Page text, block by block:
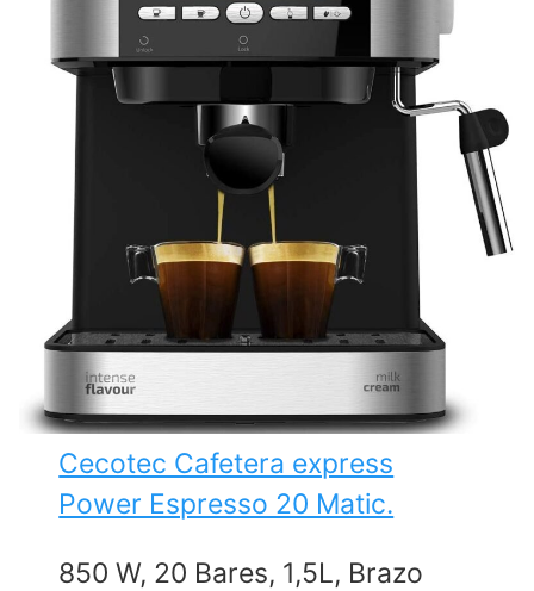
Cecotec Cafetera express
Power Espresso 20 Matic.
850 W, 20 Bares, 1,5L, Brazo